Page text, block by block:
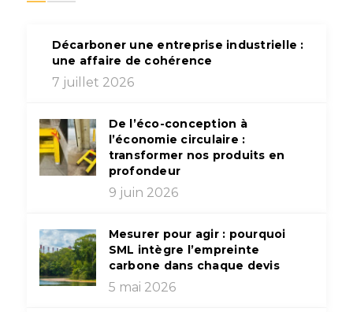
Décarboner une entreprise industrielle :
une affaire de cohérence
7 juillet 2026
De l’éco-conception à
l’économie circulaire :
transformer nos produits en
profondeur
9 juin 2026
Mesurer pour agir : pourquoi
SML intègre l’empreinte
carbone dans chaque devis
5 mai 2026